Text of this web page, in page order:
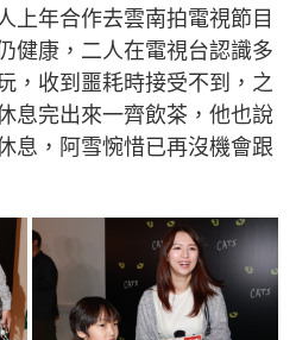
上年合作去雲南拍電視節目
健康，二人在電視台認識多
，收到噩耗時接受不到，之
息完出來一齊飲茶，他也說
息，阿雪惋惜已再沒機會跟